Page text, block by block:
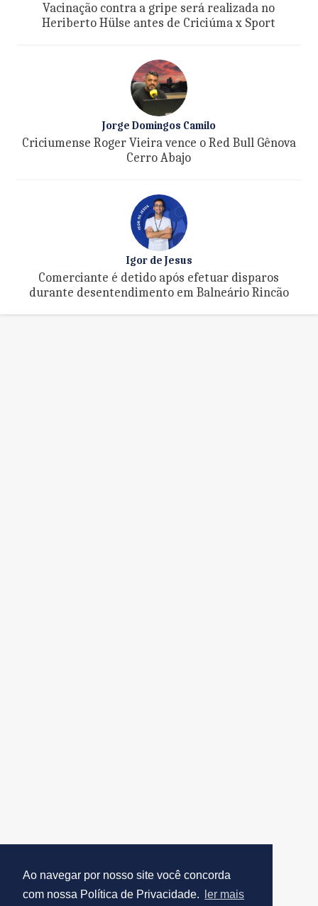
Ao navegar por nosso site você concorda
com nossa Política de Privacidade.
ler mais
Vacinação contra a gripe será realizada no
Heriberto Hülse antes de Criciúma x Sport
Jorge Domingos Camilo
Criciumense Roger Vieira vence o Red Bull Gênova
Cerro Abajo
Igor de Jesus
Comerciante é detido após efetuar disparos
durante desentendimento em Balneário Rincão